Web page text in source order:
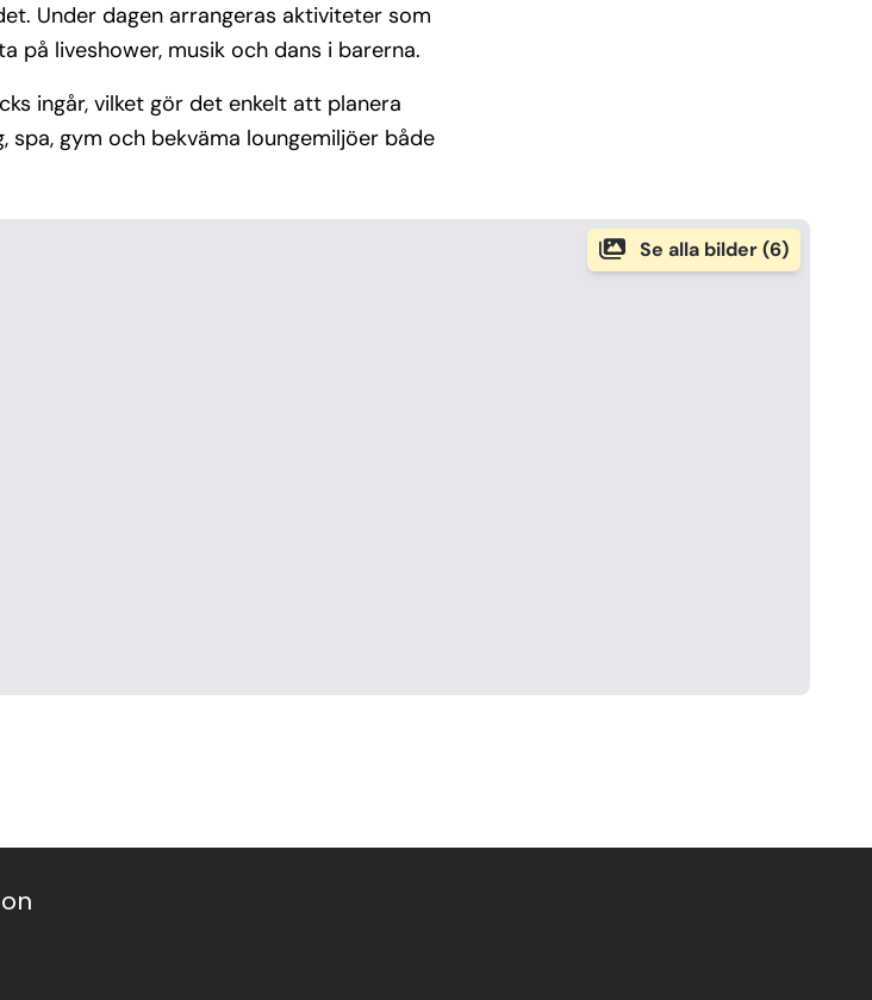
Under dagen arrangeras aktiviteter som
på liveshower, musik och dans i barerna.
ingår, vilket gör det enkelt att planera
gym och bekväma loungemiljöer både
Se alla bilder (6)